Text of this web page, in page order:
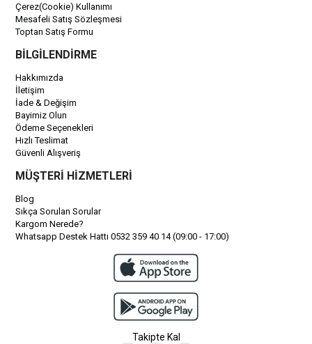
Çerez(Cookie) Kullanımı
Mesafeli Satış Sözleşmesi
Toptan Satış Formu
BİLGİLENDİRME
Hakkımızda
İletişim
İade & Değişim
Bayimiz Olun
Ödeme Seçenekleri
Hızlı Teslimat
Güvenli Alışveriş
MÜŞTERİ HİZMETLERİ
Blog
Sıkça Sorulan Sorular
Kargom Nerede?
Whatsapp Destek Hattı 0532 359 40 14 (09:00 - 17:00)
Takipte Kal